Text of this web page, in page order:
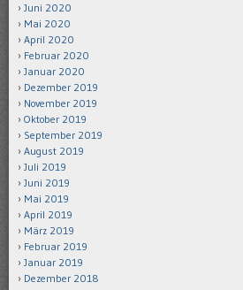
Juni 2020
Mai 2020
April 2020
Februar 2020
Januar 2020
Dezember 2019
November 2019
Oktober 2019
September 2019
August 2019
Juli 2019
Juni 2019
Mai 2019
April 2019
März 2019
Februar 2019
Januar 2019
Dezember 2018